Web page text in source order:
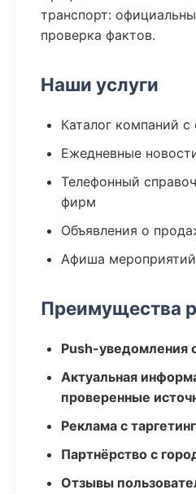
транспорт:
проверка фактов.
Наши услуги
Каталог компаний с
Ежедневные
Телефонный
фирм
Объявления о
Афиша
Преимущества
Push-уведомления
Актуальная
проверенные
Реклама с
Партнёрство с
Отзывы